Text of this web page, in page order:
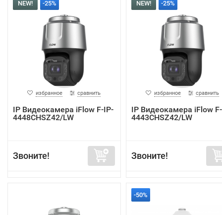
NEW! -25%
избранное сравнить
IP Видеокамера iFlow F-IP-
4448CHSZ42/LW
Звоните!
NEW! -25%
избранное сравнить
IP Видеокамера iFlow
4443CHSZ42/LW
Звоните!
-50%